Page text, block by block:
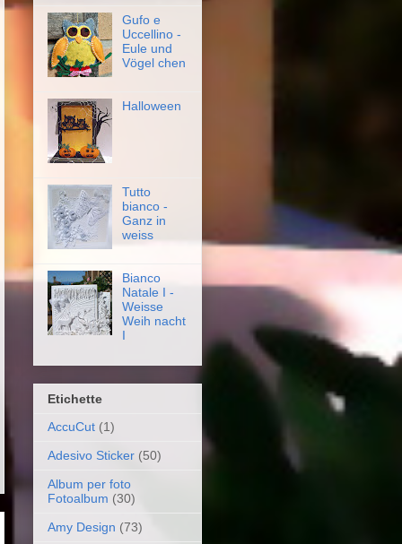
Gufo e
Uccellino -
Eule und
Vögel chen
Halloween
Tutto
bianco -
Ganz in
weiss
Bianco
Natale I -
Weisse
Weih nacht
I
Etichette
AccuCut (1)
Adesivo Sticker (50)
Album per foto
Fotoalbum (30)
Amy Design (73)